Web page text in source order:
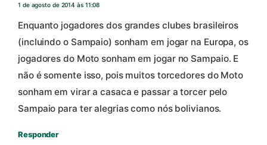
1 de agosto de 2014 às 11:08
Enquanto jogadores dos grandes clubes brasileiros
(incluindo o Sampaio) sonham em jogar na Europa, os
jogadores do Moto sonham em jogar no Sampaio. E
não é somente isso, pois muitos torcedores do Moto
sonham em virar a casaca e passar a torcer pelo
Sampaio para ter alegrias como nós bolivianos.
Responder